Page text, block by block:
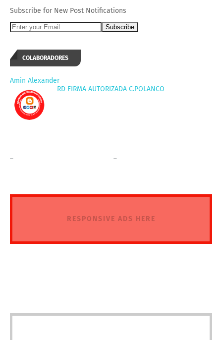
Subscribe for New Post Notifications
COLABORADORES
Amin Alexander
RD FIRMA AUTORIZADA C.POLANCO
RESPONSIVE ADS HERE